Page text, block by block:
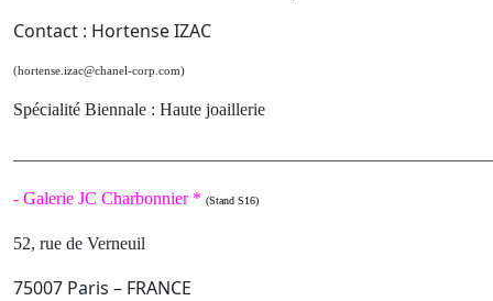
Contact : Hortense IZAC
(hortense.izac@chanel-corp.com)
Spécialité Biennale : Haute joaillerie
- Galerie JC Charbonnier * (Stand S16)
52, rue de Verneuil
75007 Paris – FRANCE